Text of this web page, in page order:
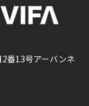
番13号アーバンネ